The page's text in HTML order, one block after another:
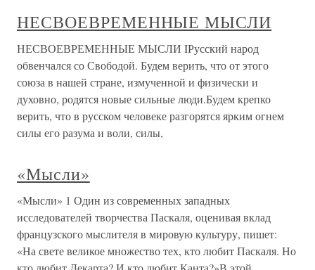
НЕСВОЕВРЕМЕННЫЕ МЫСЛИ
НЕСВОЕВРЕМЕННЫЕ МЫСЛИ IРусский народ
обвенчался со Свободой. Будем верить, что от этого
союза в нашей стране, измученной и физически и
духовно, родятся новые сильные люди.Будем крепко
верить, что в русском человеке разгорятся ярким огнем
силы его разума и воли, силы,
«Мысли»
«Мысли» 1 Один из современных западных
исследователей творчества Паскаля, оценивая вклад
французского мыслителя в мировую культуру, пишет:
«На свете великое множество тех, кто любит Паскаля. Но